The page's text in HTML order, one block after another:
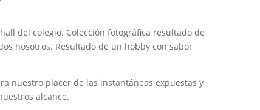
del colegio. Colección fotográfica resultado de
nosotros. Resultado de un hobby con sabor
nuestro placer de las instantáneas expuestas y
alcance.